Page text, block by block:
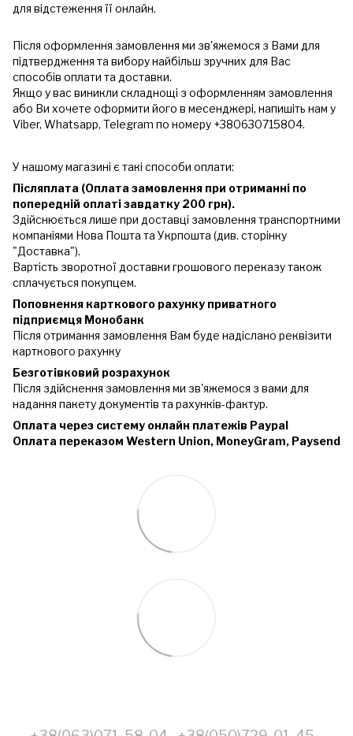
для відстеження її онлайн.
Після оформлення замовлення ми зв'яжемося з Вами для
підтвердження та вибору найбільш зручних для Вас
способів оплати та доставки.
Якщо у вас виникли складнощі з оформленням замовлення
або Ви хочете оформити його в месенджері, напишіть нам у
Viber, Whatsapp, Telegram по номеру +380630715804.
У нашому магазині є такі способи оплати:
Післяплата (Оплата замовлення при отриманні по
попередній оплаті завдатку 200 грн).
Здійснюється лише при доставці замовлення транспортними
компаніями Нова Пошта та Укрпошта (див. сторінку
"Доставка").
Вартість зворотної доставки грошового переказу також
сплачується покупцем.
Поповнення карткового рахунку приватного
підприємця Монобанк
Після отримання замовлення Вам буде надіслано реквізити
карткового рахунку
Безготівковий розрахунок
Після здійснення замовлення ми зв'яжемося з вами для
надання пакету документів та рахунків-фактур.
Оплата через систему онлайн платежів Paypal
Оплата переказом Western Union, MoneyGram, Paysend